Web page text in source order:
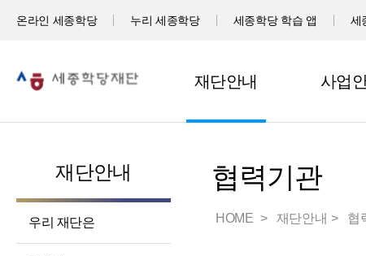
온라인 세종학당 누리 세종학당 세종학당 학습 앱 세
재단안내 사업
재단안내
우리 재단은
협력기관
HOME 재단안내 협